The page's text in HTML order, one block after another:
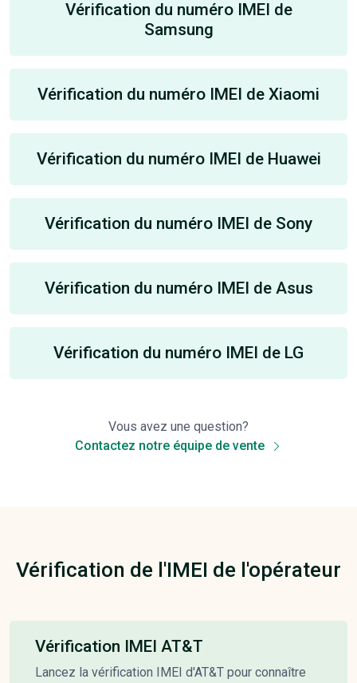
Vérification du numéro IMEI de
Samsung
Vérification du numéro IMEI de Xiaomi
Vérification du numéro IMEI de Huawei
Vérification du numéro IMEI de Sony
Vérification du numéro IMEI de Asus
Vérification du numéro IMEI de LG
Vous avez une question?
Contactez notre équipe de vente
Vérification de l'IMEI de l'opérateur
Vérification IMEI AT&T
Lancez la vérification IMEI d'AT&T pour connaître